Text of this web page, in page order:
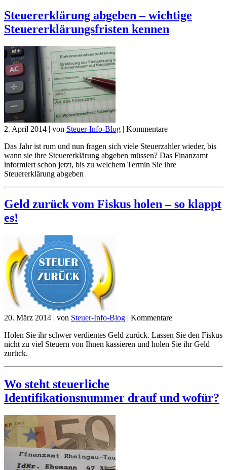
Steuererklärung abgeben – wichtige
Steuererklärungsfristen kennen
2. April 2014 | von Steuer-Info-Blog | Kommentare
Das Jahr ist rum und nun fragen sich viele Steuerzahler wieder, bis
wann sie ihre Steuererklärung abgeben müssen? Das Finanzamt
informiert schon jetzt, bis zu welchem Termin Sie ihre
Steuererklärung abgeben
Geld zurück vom Fiskus holen – so klappt
es!
20. März 2014 | von Steuer-Info-Blog | Kommentare
Holen Sie ihr schwer verdientes Geld zurück. Lassen Sie den Fiskus
nicht zu viel Steuern von Ihnen kassieren und holen Sie ihr Geld
zurück.
Wo steht steuerliche
Identifikationsnummer drauf und wofür?